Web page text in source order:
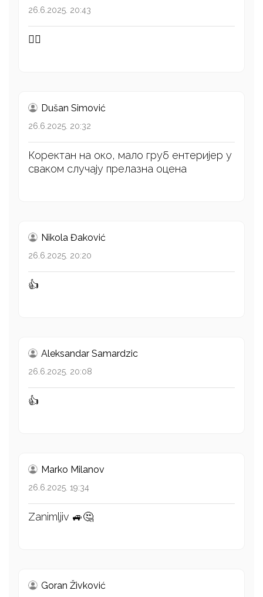
26.6.2025. 20:43
👍🏻
Dušan Simović
26.6.2025. 20:32
Коректан на око, мало груб ентеријер у
сваком случају прелазна оцена
Nikola Đaković
26.6.2025. 20:20
👍
Aleksandar Samardzic
26.6.2025. 20:08
👍
Marko Milanov
26.6.2025. 19:34
Zanimljiv 🚙🤔
Goran Živković